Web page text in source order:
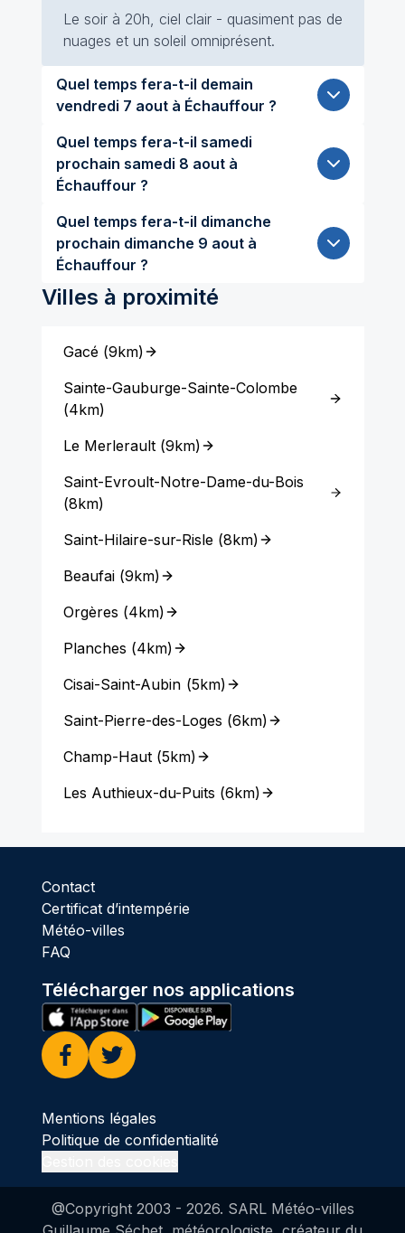
Le soir à 20h, ciel clair - quasiment pas de
nuages et un soleil omniprésent.
Quel temps fera-t-il demain
vendredi 7 aout à Échauffour ?
Quel temps fera-t-il samedi
prochain samedi 8 aout à
Échauffour ?
Quel temps fera-t-il dimanche
prochain dimanche 9 aout à
Échauffour ?
Villes à proximité
Gacé(9km)
Sainte-Gauburge-Sainte-Colombe
(4km)
Le Merlerault(9km)
Saint-Evroult-Notre-Dame-du-Bois
(8km)
Saint-Hilaire-sur-Risle(8km)
Beaufai(9km)
Orgères (4km)
Planches (4km)
Cisai-Saint-Aubin (5km)
Saint-Pierre-des-Loges (6km)
Champ-Haut(5km)
Les Authieux-du-Puits (6km)
Contact
Certificat d’intempérie
Météo-villes
FAQ
Télécharger nos applications
Facebook
Twitter
Mentions légales
Politique de confidentialité
@Copyright 2003 - 2026. SARL Météo-villes